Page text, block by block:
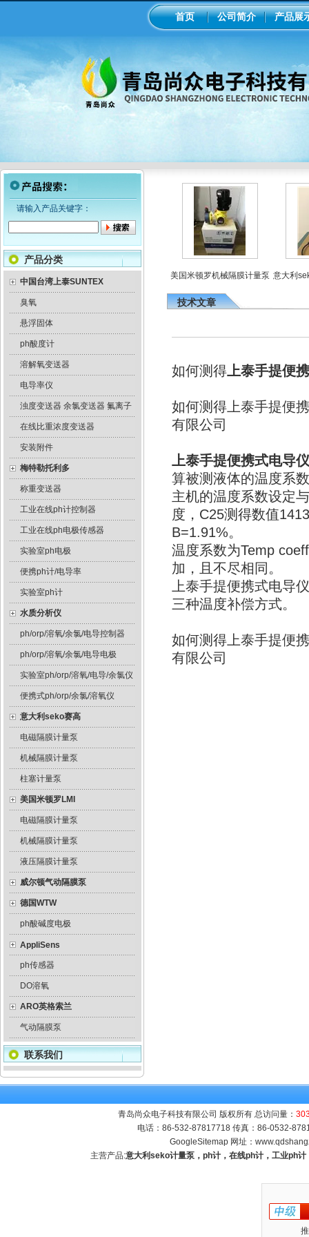
首页 公司简介 产品展
请输入产品关键字：
产品分类
中国台湾上泰SUNTEX
臭氧
悬浮固体
ph酸度计
溶解氧变送器
电导率仪
浊度变送器 余氯变送器 氟离子
在线比重浓度变送器
安装附件
梅特勒托利多
称重变送器
工业在线ph计控制器
工业在线ph电极传感器
实验室ph电极
便携ph计/电导率
实验室ph计
水质分析仪
ph/orp/溶氧/余氯/电导控制器
ph/orp/溶氧/余氯/电导电极
实验室ph/orp/溶氧/电导/余氯仪
便携式ph/orp/余氯/溶氧仪
意大利seko赛高
电磁隔膜计量泵
机械隔膜计量泵
柱塞计量泵
美国米顿罗LMI
电磁隔膜计量泵
机械隔膜计量泵
液压隔膜计量泵
威尔顿气动隔膜泵
德国WTW
ph酸碱度电极
AppliSens
ph传感器
DO溶氧
ARO英格索兰
气动隔膜泵
联系我们
磁隔膜泵加药
工业在线ph/orp计变送器 美国米顿罗机械隔膜计量泵 意大利
技术文章
如何测得上泰手提便
如何测得上泰手提便
有限公司
上泰手提便携式电导仪
算被测液体的温度系
主机的温度系数设定
度，C25测得数值
B=1.91%。
温度系数为Temp
加，且不尽相同。
上泰手提便携式电导
三种温度补偿方式。
如何测得上泰手提便
有限公司
青岛尚众电子科技有限公司 版权所有 总访问量：
电话：86-532-87817718 传真：86-0532-
GoogleSitemap 网址：
主营产品:意大利seko计量泵，ph计，在线ph计，工业ph